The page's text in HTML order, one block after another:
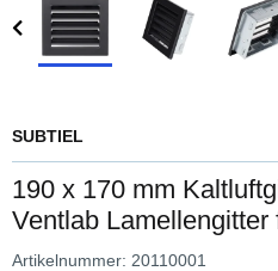
SUBTIEL
190 x 170 mm
Ventlab Lamellengitter
Artikelnummer: 20110001